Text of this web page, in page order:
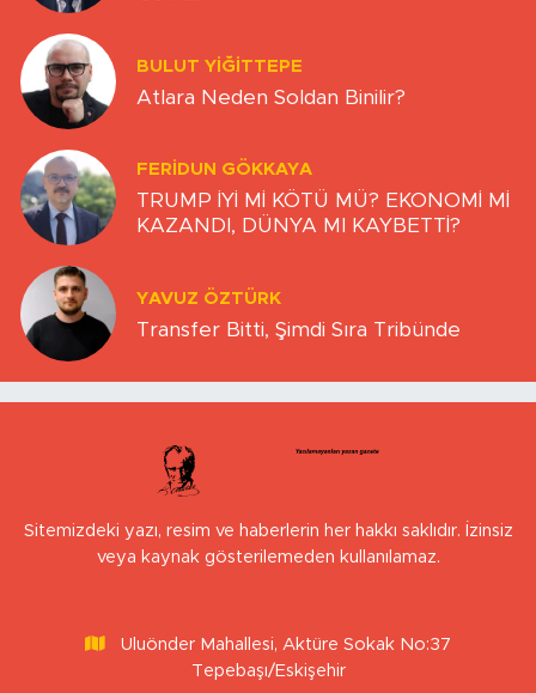
BULUT YİĞİTTEPE
Atlara Neden Soldan Binilir?
FERIDUN GÖKKAYA
TRUMP İYİ Mİ KÖTÜ MÜ? EKONOMİ Mİ
KAZANDI, DÜNYA MI KAYBETTİ?
YAVUZ ÖZTÜRK
Transfer Bitti, Şimdi Sıra Tribünde
Sitemizdeki yazı, resim ve haberlerin her hakkı saklıdır. İzinsiz
veya kaynak gösterilemeden kullanılamaz.
Uluönder Mahallesi, Aktüre Sokak No:37
Tepebaşı/Eskişehir